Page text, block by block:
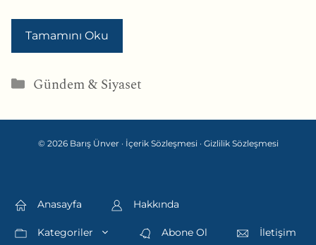
Tamamını Oku
Kategoriler
Gündem & Siyaset
© 2026 Barış Ünver · İçerik Sözleşmesi · Gizlilik Sözleşmesi
Anasayfa Hakkında
Kategoriler Abone Ol İletişim